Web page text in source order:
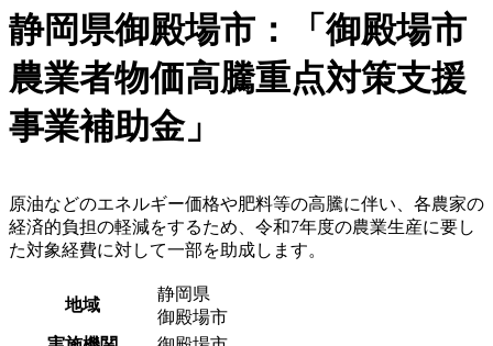
静岡県御殿場市：「御殿場市
農業者物価高騰重点対策支援
事業補助金」
原油などのエネルギー価格や肥料等の高騰に伴い、各農家の
経済的負担の軽減をするため、令和7年度の農業生産に要し
た対象経費に対して一部を助成します。
地域
静岡県
御殿場市